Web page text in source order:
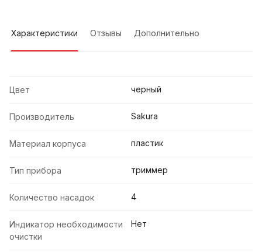
Характеристики Отзывы Дополнительно
Цвет черный
Производитель Sakura
Материал корпуса пластик
Тип прибора триммер
Количество насадок 4
Индикатор необходимости
очистки
Нет